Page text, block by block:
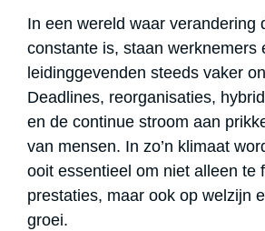
In een wereld waar verandering
constante is, staan werknemers
leidinggevenden steeds vaker
Deadlines, reorganisaties,
en de continue stroom aan
van mensen. In zo’n klimaat
ooit essentieel om niet alleen te
prestaties, maar ook op welzijn
groei.